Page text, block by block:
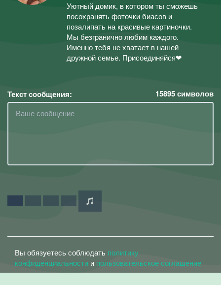
Уютный домик, в котором ты сможешь
посохранять фоточки биасов и
позалипать на красивые картиночки.
Мы безгранично любим каждого.
Именно тебя не хватает в нашей
дружной семье. Присоединяйся❤
Текст сообщения: 15895символов
Вы обязуетесь соблюдать политику
конфиденциальности и пользовательское соглашение